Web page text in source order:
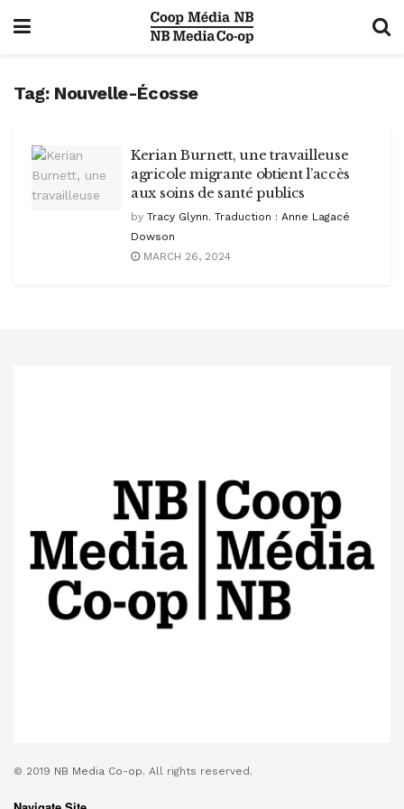
Tag: Nouvelle-Écosse
Kerian Burnett, une travailleuse
agricole migrante obtient l’accès
aux soins de santé publics
by Tracy Glynn. Traduction : Anne Lagacé
Dowson
MARCH 26, 2024
© 2019 NB Media Co-op. All rights reserved.